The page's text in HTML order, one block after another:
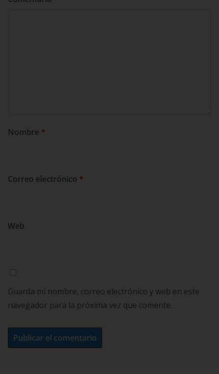
Nombre *
Correo electrónico *
Web
Guarda mi nombre, correo electrónico y web en este
navegador para la próxima vez que comente.